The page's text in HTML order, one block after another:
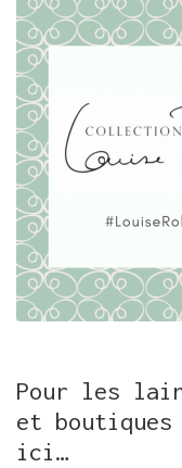
Pour les
et
ici…